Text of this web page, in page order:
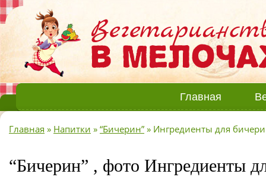
Главная
Главная » Напитки » “Бичерин” » Ингредиенты для
“Бичерин” , фото Ингредиенты